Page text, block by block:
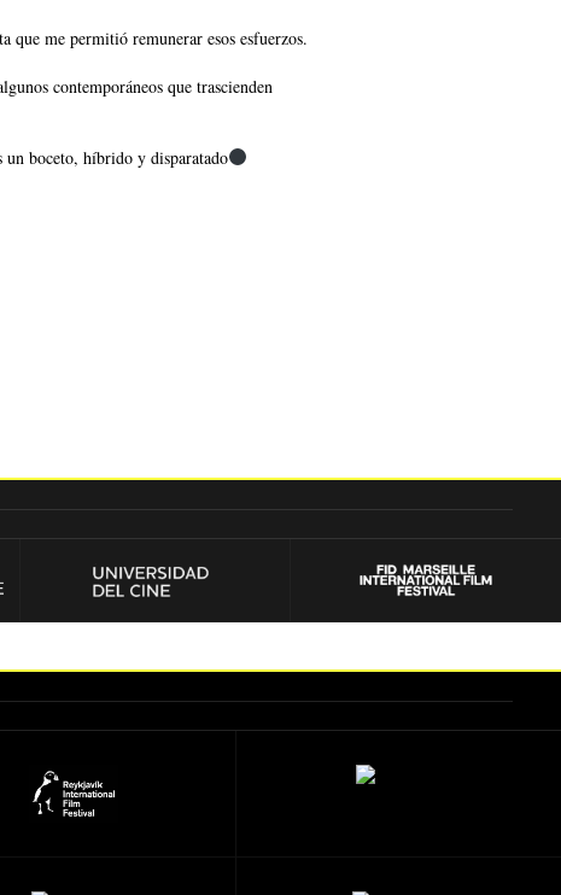
me permitió remunerar esos esfuerzos.
contemporáneos que trascienden
un boceto, híbrido y disparatado